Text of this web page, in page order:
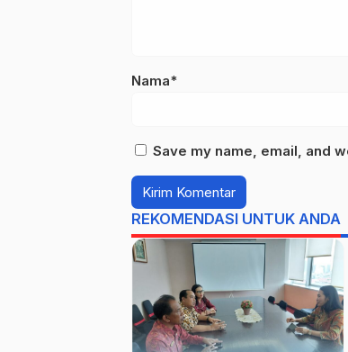
Nama*
Save my name, email, and
REKOMENDASI UNTUK ANDA